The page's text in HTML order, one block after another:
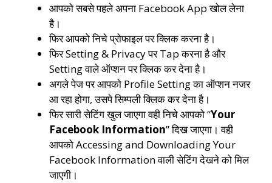
आपको सबसे पहले अपना Facebook App खोल लेना
है।
फिर आपको निचे प्रोफाइल पर क्लिक करना है।
फिर Setting & Privacy पर Tap करना है और
Setting वाले ऑप्शन पर क्लिक कर देना है।
अगले पेज पर आपको Profile Setting का ऑप्शन नजर
आ रहा होगा, उसपे सिम्पली क्लिक कर देना है।
फिर सारी सेटिंग खुल जाएगा वही निचे आपको “Your
Facebook Information” दिख जाएगा। वही
आपको Accessing and Downloading Your
Facebook Information वाली सेटिंग देखने को मिल
जाएगी।